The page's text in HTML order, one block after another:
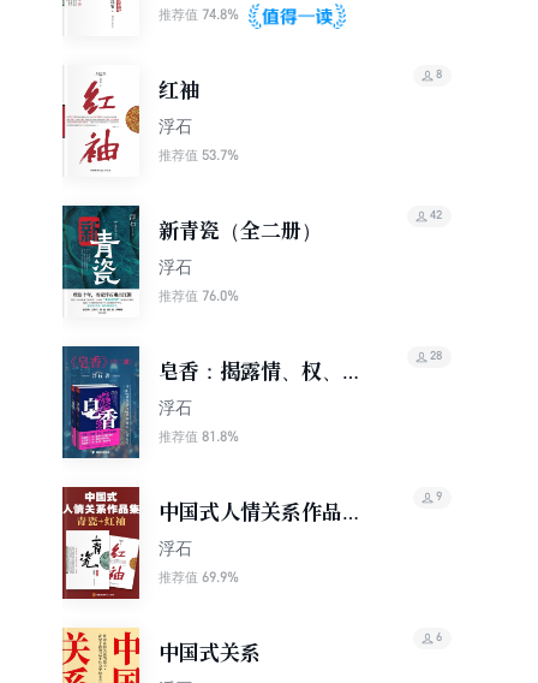
视帝联袂主演，在中央八套及湖南卫视反复播出，创造了收视奇
推荐值 74.8%
红袖
浮石
推荐值 53.7%
8
新青瓷（全二册）
浮石
推荐值 76.0%
42
皂香：揭露情、权、钱
的真相
浮石
推荐值 81.8%
28
中国式人情关系作品集
（套装共2册）
浮石
推荐值 69.9%
9
中国式关系
6